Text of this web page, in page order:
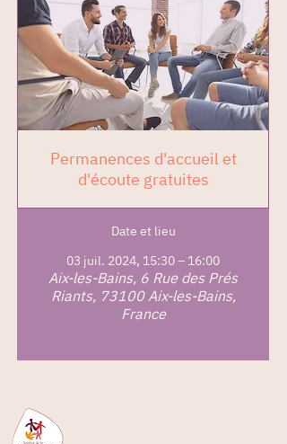
Permanences d'accueil et
d'écoute gratuites
Date et lieu
03 juil. 2024, 15:30 – 16:00
Aix-les-Bains, 6 Rue des Prés
Riants, 73100 Aix-les-Bains,
France